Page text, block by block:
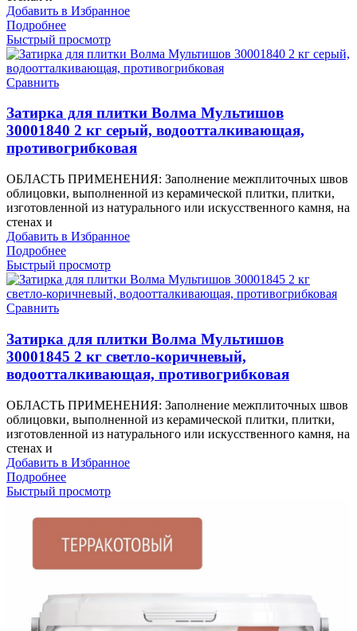
Добавить в Избранное
Подробнее
Быстрый просмотр
Сравнить
Затирка для плитки Волма Мультишов
30001840 2 кг серый, водоотталкивающая,
противогрибковая
ОБЛАСТЬ ПРИМЕНЕНИЯ: Заполнение межплиточных швов
облицовки, выполненной из керамической плитки, плитки,
изготовленной из натурального или искусственного камня, на
стенах и
Добавить в Избранное
Подробнее
Быстрый просмотр
Сравнить
Затирка для плитки Волма Мультишов
30001845 2 кг светло-коричневый,
водоотталкивающая, противогрибковая
ОБЛАСТЬ ПРИМЕНЕНИЯ: Заполнение межплиточных швов
облицовки, выполненной из керамической плитки, плитки,
изготовленной из натурального или искусственного камня, на
стенах и
Добавить в Избранное
Подробнее
Быстрый просмотр